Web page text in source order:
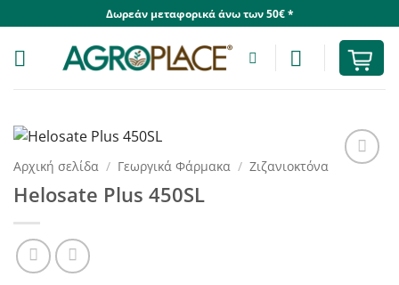
to
content
Δωρεάν μεταφορικά άνω των 50€ *
Αρχική σελίδα / Γεωργικά Φάρμακα / Ζιζανιοκτόνα
Helosate Plus 450SL